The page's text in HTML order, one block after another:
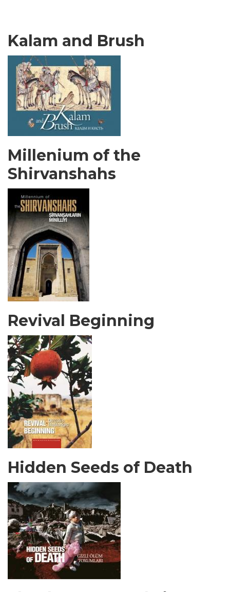
Kalam and Brush
Millenium of the
Shirvanshahs
Revival Beginning
Hidden Seeds of Death